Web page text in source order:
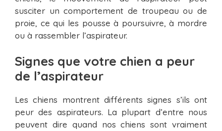
susciter un comportement de troupeau ou de
proie, ce qui les pousse à poursuivre, à mordre
ou à rassembler l’aspirateur.
Signes que votre chien a peur
de l’aspirateur
Les chiens montrent différents signes s’ils ont
peur des aspirateurs. La plupart d’entre nous
peuvent dire quand nos chiens sont vraiment